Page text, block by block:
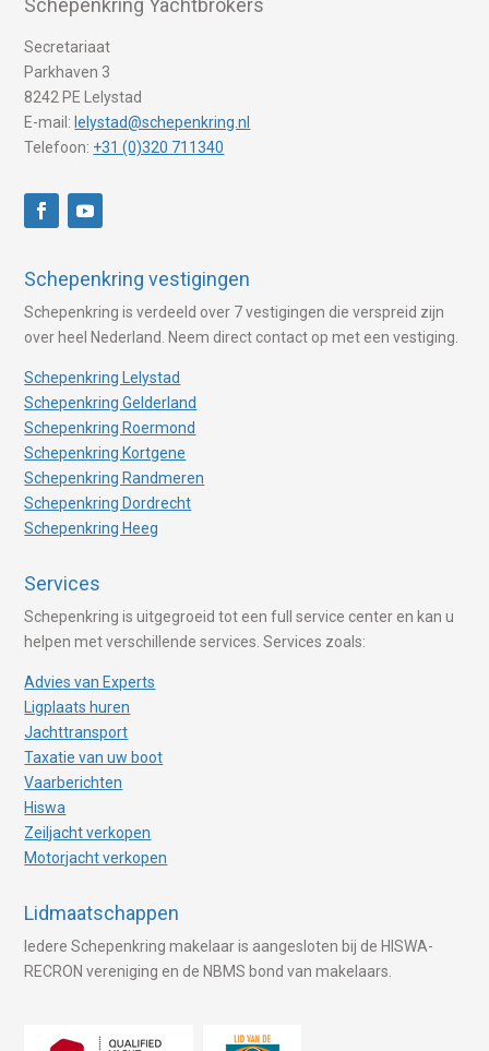
Schepenkring Yachtbrokers
Secretariaat
Parkhaven 3
8242 PE Lelystad
E-mail: lelystad@schepenkring.nl
Telefoon: +31 (0)320 711340
Schepenkring vestigingen
Schepenkring is verdeeld over 7 vestigingen die verspreid zijn
over heel Nederland. Neem direct contact op met een vestiging.
Schepenkring Lelystad
Schepenkring Gelderland
Schepenkring Roermond
Schepenkring Kortgene
Schepenkring Randmeren
Schepenkring Dordrecht
Schepenkring Heeg
Services
Schepenkring is uitgegroeid tot een full service center en kan u
helpen met verschillende services. Services zoals:
Advies van Experts
Ligplaats huren
Jachttransport
Taxatie van uw boot
Vaarberichten
Hiswa
Zeiljacht verkopen
Motorjacht verkopen
Lidmaatschappen
Iedere Schepenkring makelaar is aangesloten bij de HISWA-
RECRON vereniging en de NBMS bond van makelaars.